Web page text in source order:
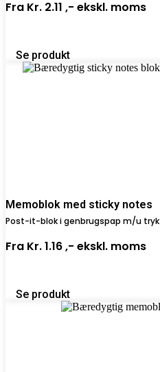
Fra Kr. 2.11 ,- ekskl. moms
Se produkt
Memoblok med sticky notes
Post-it-blok i genbrugspap m/u tryk
Fra Kr. 1.16 ,- ekskl. moms
Se produkt